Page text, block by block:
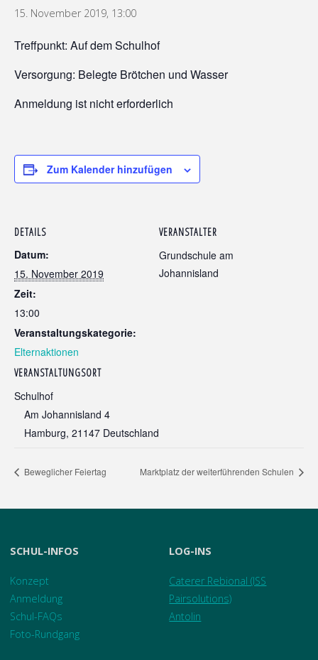
15. November 2019, 13:00
Treffpunkt: Auf dem Schulhof
Versorgung: Belegte Brötchen und Wasser
Anmeldung ist nicht erforderlich
Zum Kalender hinzufügen
DETAILS
Datum:
15. November 2019
Zeit:
13:00
Veranstaltungskategorie:
Elternaktionen
VERANSTALTUNGSORT
Schulhof
Am Johannisland 4
Hamburg, 21147 Deutschland
VERANSTALTER
Grundschule am
Johannisland
Beweglicher Feiertag Marktplatz der weiterführenden Schulen
SCHUL-INFOS
Konzept
Anmeldung
Schul-FAQs
Foto-Rundgang
LOG-INS
Caterer Rebional (ISS
Pairsolutions)
Antolin